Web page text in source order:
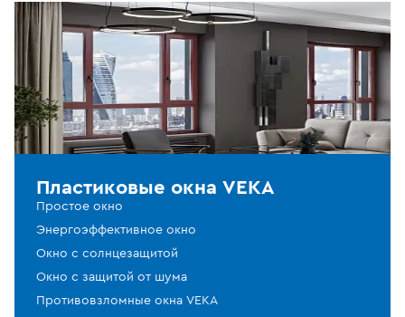
Пластиковые окна VEKA
Простое окно
Энергоэффективное окно
Окно с солнцезащитой
Окно с защитой от шума
Противовзломные окна VEKA